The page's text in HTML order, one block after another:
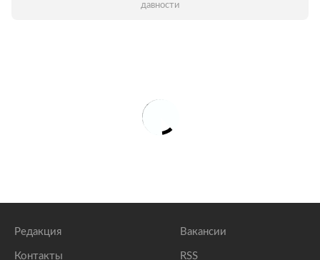
давности
Редакция
Контакты
Вакансии
RSS